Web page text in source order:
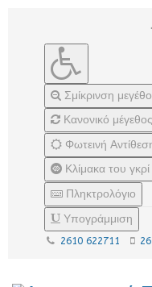
Σμίκρινση
Κανονικό μέγεθος
Φωτεινή
Κλίμακα του γκρί
Πληκτρολόγιο
Υπογράμμιση
2610 622711